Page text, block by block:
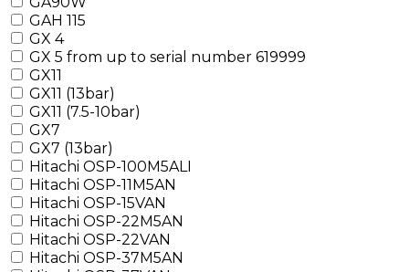
GAH 115
GX 4
GX 5 from up to serial number 619999
GX11
GX11 (13bar)
GX11 (7.5-10bar)
GX7
GX7 (13bar)
Hitachi OSP-100M5ALI
Hitachi OSP-11M5AN
Hitachi OSP-15VAN
Hitachi OSP-22M5AN
Hitachi OSP-22VAN
Hitachi OSP-37M5AN